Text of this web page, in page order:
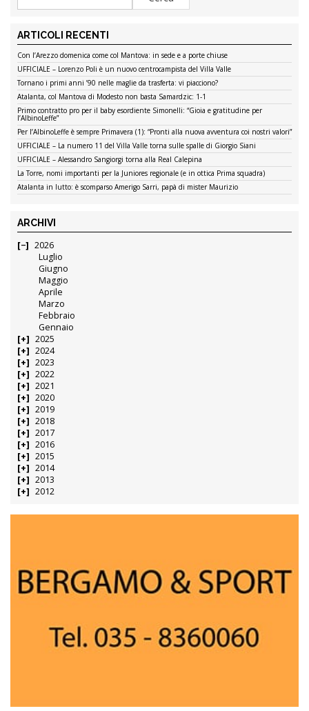
ARTICOLI RECENTI
Con l’Arezzo domenica come col Mantova: in sede e a porte chiuse
UFFICIALE – Lorenzo Poli è un nuovo centrocampista del Villa Valle
Tornano i primi anni ’90 nelle maglie da trasferta: vi piacciono?
Atalanta, col Mantova di Modesto non basta Samardzic: 1-1
Primo contratto pro per il baby esordiente Simonelli: “Gioia e gratitudine per
l’AlbinoLeffe”
Per l’AlbinoLeffe è sempre Primavera (1): “Pronti alla nuova avventura coi nostri valori”
UFFICIALE – La numero 11 del Villa Valle torna sulle spalle di Giorgio Siani
UFFICIALE – Alessandro Sangiorgi torna alla Real Calepina
La Torre, nomi importanti per la Juniores regionale (e in ottica Prima squadra)
Atalanta in lutto: è scomparso Amerigo Sarri, papà di mister Maurizio
ARCHIVI
2026
Luglio
Giugno
Maggio
Aprile
Marzo
Febbraio
Gennaio
2025
2024
2023
2022
2021
2020
2019
2018
2017
2016
2015
2014
2013
2012